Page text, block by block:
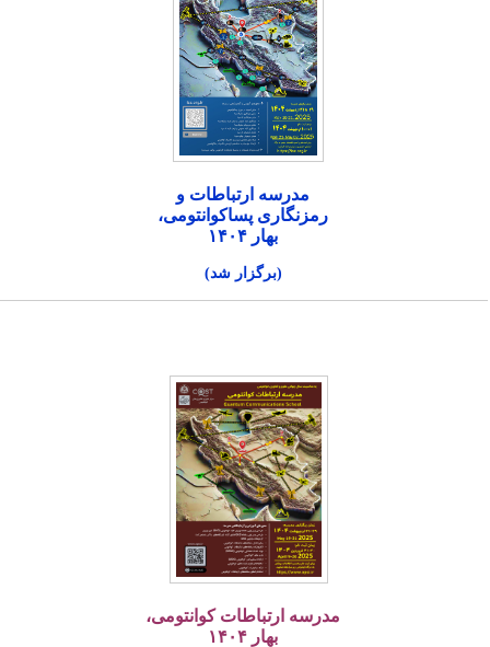
مدرسه ارتباطات و
رمزنگاری پساکوانتومی،
بهار ۱۴۰۴
(برگزار شد)
مدرسه ارتباطات کوانتومی،
بهار ۱۴۰۴